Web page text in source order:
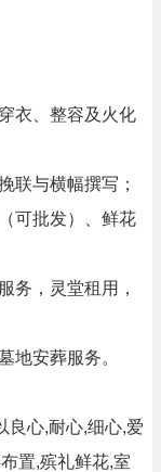
衣、整容及火化
联与横幅撰写；
可批发）、鲜花
务，灵堂租用，
地安葬服务。
良心,耐心,细心,爱
置,殡礼鲜花,室